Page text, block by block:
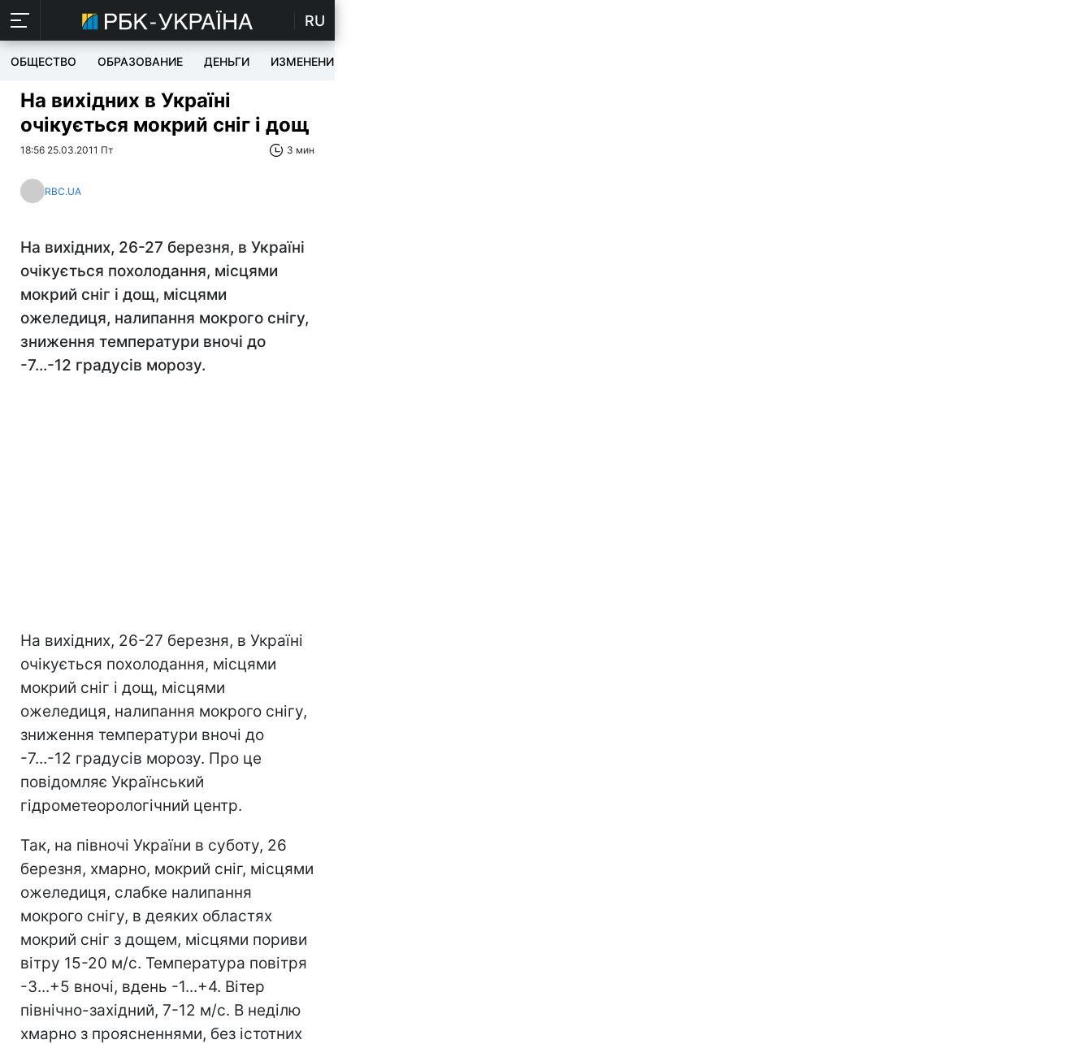
RU
ОБЩЕСТВО ОБРАЗОВАНИЕ ДЕНЬГИ ИЗМЕНЕНИЯ
На вихідних в Україні
очікується мокрий сніг і дощ
18:56 25.03.2011 Пт 3 мин
RBC.UA
На вихідних, 26-27 березня, в Україні
очікується похолодання, місцями
мокрий сніг і дощ, місцями
ожеледиця, налипання мокрого снігу,
зниження температури вночі до
-7...-12 градусів морозу.
На вихідних, 26-27 березня, в Україні
очікується похолодання, місцями
мокрий сніг і дощ, місцями
ожеледиця, налипання мокрого снігу,
зниження температури вночі до
-7...-12 градусів морозу. Про це
повідомляє Український
гідрометеорологічний центр.
Так, на півночі України в суботу, 26
березня, хмарно, мокрий сніг, місцями
ожеледиця, слабке налипання
мокрого снігу, в деяких областях
мокрий сніг з дощем, місцями пориви
вітру 15-20 м/с. Температура повітря
-3...+5 вночі, вдень -1...+4. Вітер
північно-західний, 7-12 м/с. В неділю
хмарно з проясненнями, без істотних